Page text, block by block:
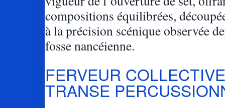
compositions équilibrées,
à la précision scénique observée
fosse nancéienne.
FERVEUR
TRANSE